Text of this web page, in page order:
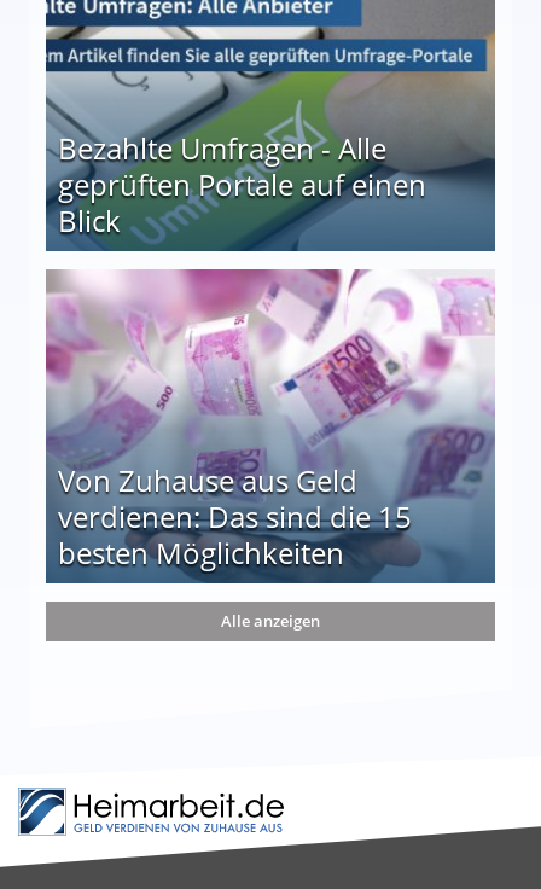
Bezahlte Umfragen - Alle
geprüften Portale auf einen
Blick
auf einen Blick
Von Zuhause aus Geld
verdienen: Das sind die 15
besten Möglichkeiten
die 15 besten Möglichkeiten
Alle anzeigen